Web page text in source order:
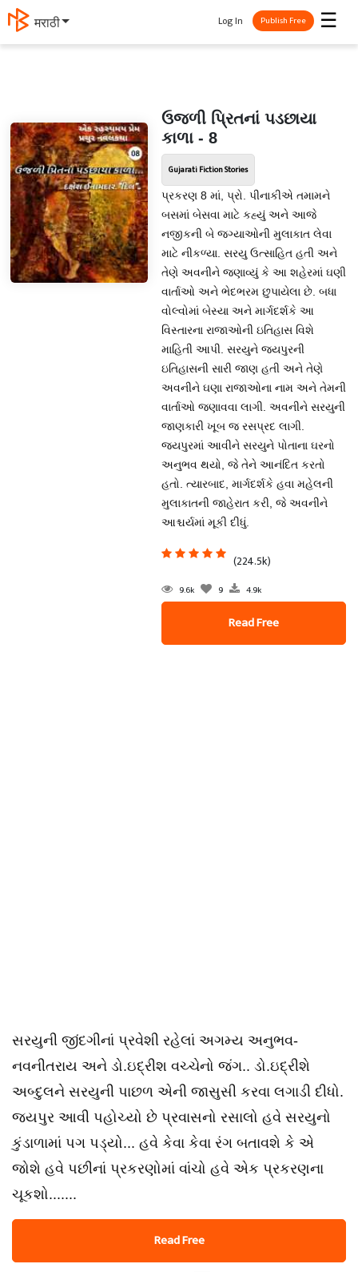
मराठी ☰
Log In Publish Free
ઉજળી પ્રિતનાં પડછાયા
કાળા - 8
Gujarati Fiction Stories
પ્રકરણ 8 માં, પ્રો. પીનાકીએ તમામને
બસમાં બેસવા માટે કહ્યું અને આજે
નજીકની બે જગ્યાઓની મુલાકાત લેવા
માટે નીકળ્યા. સરયુ ઉત્સાહિત હતી અને
તેણે અવનીને જણાવ્યું કે આ શહેરમાં ઘણી
વાર્તાઓ અને ભેદભરમ છુપાયેલા છે. બધા
વોલ્વોમાં બેસ્યા અને માર્ગદર્શકે આ
વિસ્તારના રાજાઓની ઇતિહાસ વિશે
માહિતી આપી. સરયુને જયપુરની
ઇતિહાસની સારી જાણ હતી અને તેણે
અવનીને ઘણા રાજાઓના નામ અને તેમની
વાર્તાઓ જણાવવા લાગી. અવનીને સરયુની
જાણકારી ખૂબ જ રસપ્રદ લાગી.
જયપુરમાં આવીને સરયુને પોતાના ઘરનો
અનુભવ થયો, જે તેને આનંદિત કરતો
હતો. ત્યારબાદ, માર્ગદર્શકે હવા મહેલની
મુલાકાતની જાહેરાત કરી, જે અવનીને
આશ્ચર્યમાં મૂકી દીધું.
(224.5k)
9.6k 9 4.9k
Read Free
સરયુની જીંદગીનાં પ્રવેશી રહેલાં અગમ્ય અનુભવ-
નવનીતરાય અને ડો.ઇદ્રીશ વચ્ચેનો જંગ.. ડો.ઇદ્રીશે
અબ્દુલને સરયુની પાછળ એની જાસુસી કરવા લગાડી દીધો.
જયપુર આવી પહોચ્યો છે પ્રવાસનો રસાલો હવે સરયુનો
કુંડાળામાં પગ પડ્યો... હવે કેવા કેવા રંગ બતાવશે કે એ
જોશે હવે પછીનાં પ્રકરણોમાં વાંચો હવે એક પ્રકરણના
ચૂકશો.......
Read Free